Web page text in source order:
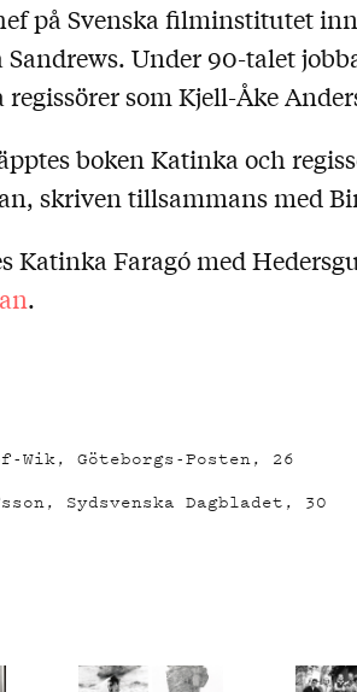
på Svenska filminstitutet
Under 90-talet
som Kjell-Åke
boken Katinka och
skriven tillsammans med
Katinka Faragó med
.
Wik, Göteborgs-Posten, 26
Sydsvenska Dagbladet, 30